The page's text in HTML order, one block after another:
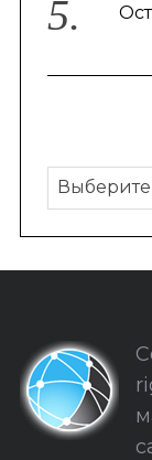
Р
у
б
р
и
С
а